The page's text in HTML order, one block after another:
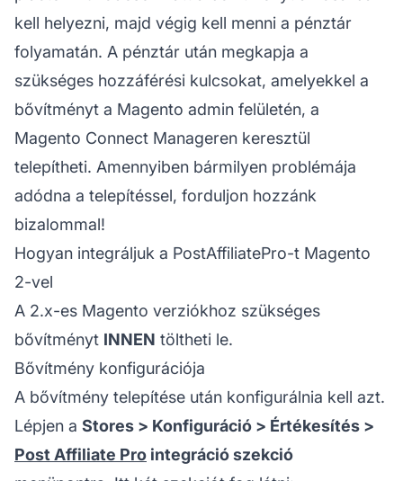
kell helyezni, majd végig kell menni a pénztár
folyamatán. A pénztár után megkapja a
szükséges hozzáférési kulcsokat, amelyekkel a
bővítményt a Magento admin felületén, a
Magento Connect Manageren keresztül
telepítheti. Amennyiben bármilyen problémája
adódna a telepítéssel, forduljon hozzánk
bizalommal!
Hogyan integráljuk a PostAffiliatePro-t Magento
2-vel
A 2.x-es Magento verziókhoz szükséges
bővítményt INNEN töltheti le.
Bővítmény konfigurációja
A bővítmény telepítése után konfigurálnia kell azt.
Lépjen a Stores > Konfiguráció > Értékesítés >
Post Affiliate Pro integráció szekció